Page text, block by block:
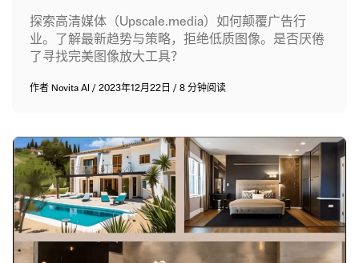
探索高清媒体（Upscale.media）如何颠覆广告行
业。了解最新趋势与策略，拒绝低质图像。是否厌倦
了寻找完美图像放大工具？
作者 Novita AI /2023年12月22日/8 分钟阅读